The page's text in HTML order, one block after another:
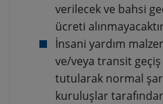
verilecek ve bahsi
ücreti
İnsani yardım
ve/veya transit
tutularak normal
kuruluşlar